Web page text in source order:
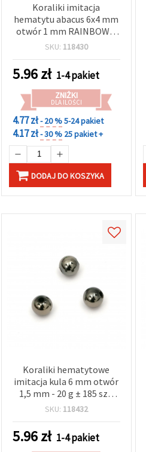
Koraliki imitacja
hematytu abacus 6x4 mm
otwór 1 mm RAINBOW –
20 g (~300 szt.)
SKU: 118430
5.96zł 1-4 pakiet
ZNIŻKI
DLA ILOŚCI
4.77 zł- 20 %5-24 pakiet
4.17 zł- 30 % 25 pakiet +
DODAJ DO KOSZYKA
Koraliki hematytowe
imitacja kula 6 mm otwór
1,5 mm - 20 g ± 185 szt.
(mix)
SKU: 118432
5.96zł 1-4 pakiet